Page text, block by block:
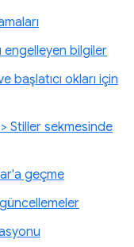
engelleyen bilgiler
başlatıcı okları için
Stiller sekmesinde
geçme